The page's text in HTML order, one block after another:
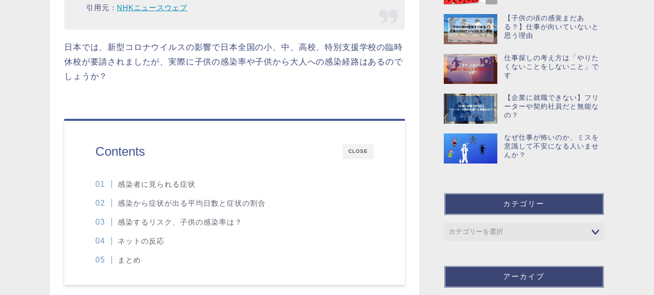
引用元： NHKニュースウェブ
日本では、新型コロナウイルスの影響で日本全国の小、中、高校、特別支援学校の臨時
休校が要請されましたが、実際に子供の感染率や子供から大人への感染経路はあるので
しょうか？
CLOSE
Contents
感染者に見られる症状
感染から症状が出る平均日数と症状の割合
感染するリスク、子供の感染率は？
ネットの反応
まとめ
【子供の頃の感覚まだあ
る？】仕事が向いていないと
思う理由
仕事探しの考え方は「やりた
くないことをしないこと」で
す
【企業に就職できない】フリ
ーターや契約社員だと無能な
の？
なぜ仕事が怖いのか、ミスを
意識して不安になる人いませ
んか？
カテゴリー
アーカイブ